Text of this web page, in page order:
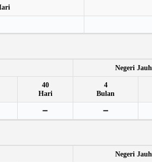
Negeri Jauh
40
Hari
4
Bulan
➖ ➖
Negeri Jauh